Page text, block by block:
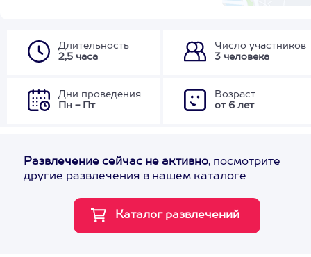
Длительность
2,5 часа
Число участников
3 человека
Дни проведения
Пн - Пт
Возраст
от 6 лет
Развлечение сейчас не активно, посмотрите
другие развлечения в нашем каталоге